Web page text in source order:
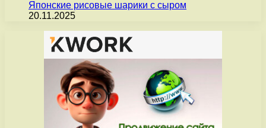
Японские рисовые шарики с сыром
20.11.2025